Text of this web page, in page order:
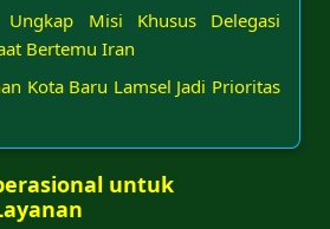
Ungkap Misi Khusus Delegasi
Bertemu Iran
Kota Baru Lamsel Jadi Prioritas
untuk